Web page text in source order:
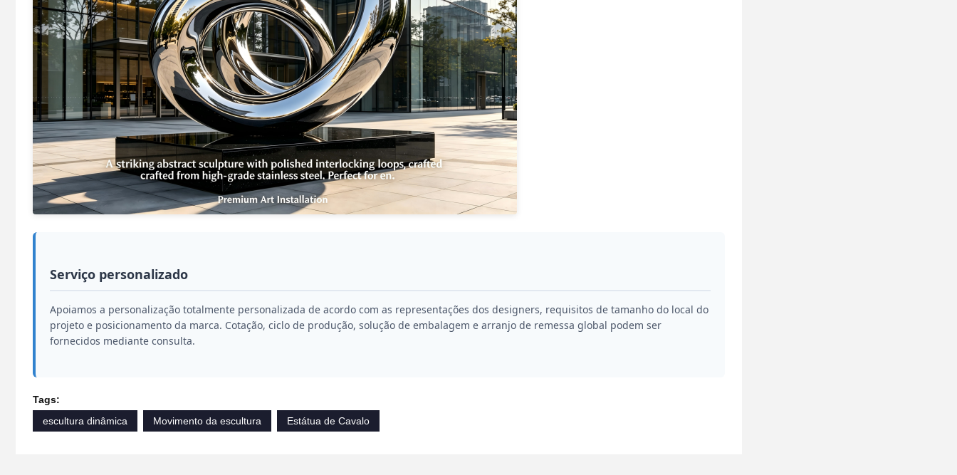
Serviço personalizado
Apoiamos a personalização totalmente personalizada de acordo com as representações dos designers, requisitos de tamanho do local do
projeto e posicionamento da marca. Cotação, ciclo de produção, solução de embalagem e arranjo de remessa global podem ser
fornecidos mediante consulta.
Tags:
escultura dinâmica
Movimento da escultura Estátua de Cavalo